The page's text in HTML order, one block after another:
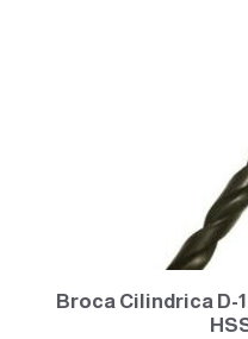
Broca Cilindrica D-